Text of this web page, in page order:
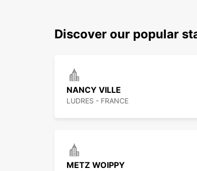
Discover our popular
NANCY VILLE
LUDRES - FRANCE
METZ WOIPPY